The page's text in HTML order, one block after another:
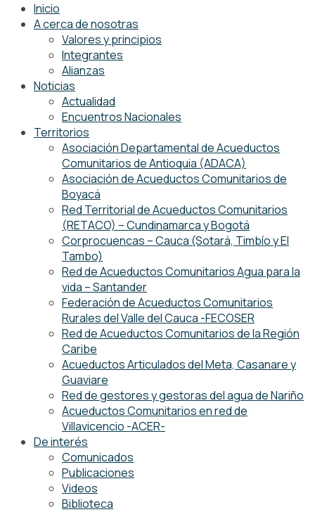
Inicio
A cerca de nosotras
Valores y principios
Integrantes
Alianzas
Noticias
Actualidad
Encuentros Nacionales
Territorios
Asociación Departamental de Acueductos
Comunitarios de Antioquia (ADACA)
Asociación de Acueductos Comunitarios de
Boyacá
Red Territorial de Acueductos Comunitarios
(RETACO) – Cundinamarca y Bogotá
Corprocuencas – Cauca (Sotará, Timbío y El
Tambo)
Red de Acueductos Comunitarios Agua para la
vida – Santander
Federación de Acueductos Comunitarios
Rurales del Valle del Cauca -FECOSER
Red de Acueductos Comunitarios de la Región
Caribe
Acueductos Articulados del Meta, Casanare y
Guaviare
Red de gestores y gestoras del agua de Nariño
Acueductos Comunitarios en red de
Villavicencio -ACER-
De interés
Comunicados
Publicaciones
Videos
Biblioteca